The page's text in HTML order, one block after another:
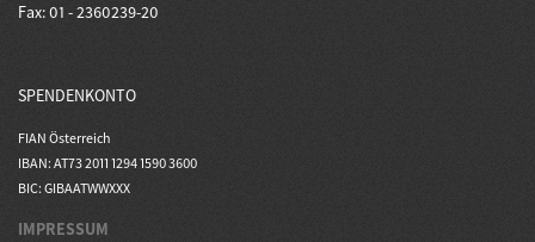
Fax: 01 - 2360239-20
SPENDENKONTO
FIAN Österreich
IBAN: AT73 2011 1294 1590 3600
BIC: GIBAATWWXXX
IMPRESSUM